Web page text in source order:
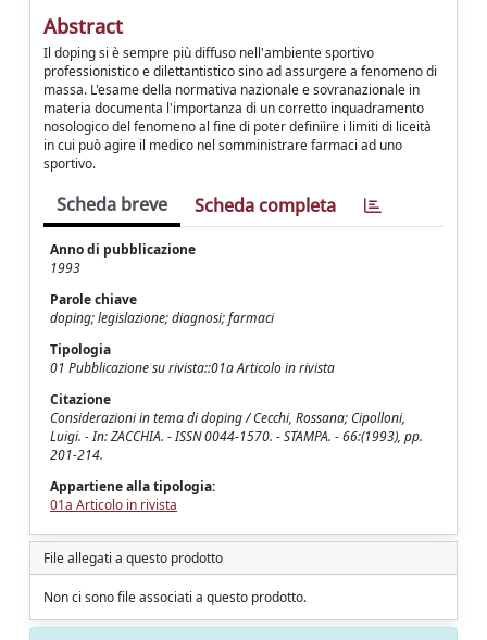
Abstract
Il doping si è sempre più diffuso nell'ambiente sportivo
professionistico e dilettantistico sino ad assurgere a fenomeno di
massa. L'esame della normativa nazionale e sovranazionale in
materia documenta l'importanza di un corretto inquadramento
nosologico del fenomeno al fine di poter definiìre i limiti di liceità
in cui può agire il medico nel somministrare farmaci ad uno
sportivo.
Scheda breve Scheda completa
Anno di pubblicazione
1993
Parole chiave
doping; legislazione; diagnosi; farmaci
Tipologia
01 Pubblicazione su rivista::01a Articolo in rivista
Citazione
Considerazioni in tema di doping / Cecchi, Rossana; Cipolloni,
Luigi. - In: ZACCHIA. - ISSN 0044-1570. - STAMPA. - 66:(1993), pp.
201-214.
Appartiene alla tipologia:
01a Articolo in rivista
File allegati a questo prodotto
Non ci sono file associati a questo prodotto.